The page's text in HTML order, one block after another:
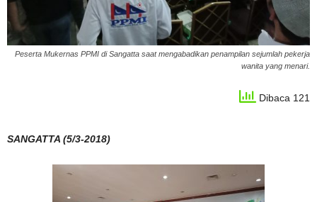
Peserta Mukernas PPMI di Sangatta saat mengabadikan penampilan sejumlah pekerja
wanita yang menari.
Dibaca 121
SANGATTA (5/3-2018)